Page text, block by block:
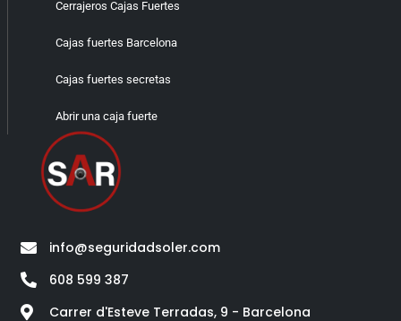
info@seguridadsoler.com
608 599 387
Carrer d'Esteve Terradas, 9 - Barcelona​
Cerrajeros Cajas Fuertes
Cajas fuertes Barcelona
Cajas fuertes secretas
Abrir una caja fuerte